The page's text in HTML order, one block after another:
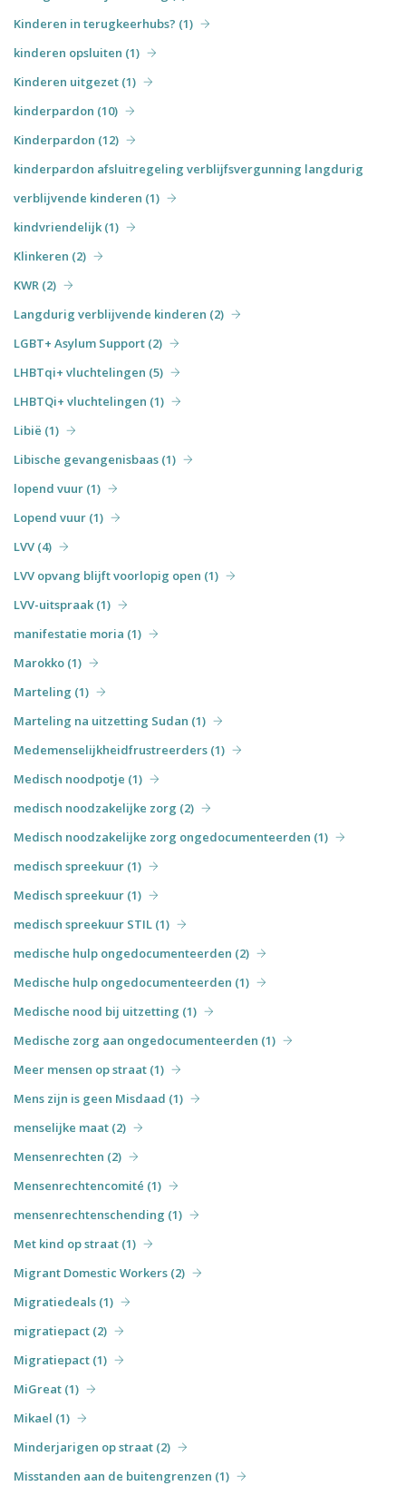
Kinderen in terugkeerhubs? (1)
kinderen opsluiten (1)
Kinderen uitgezet (1)
kinderpardon (10)
Kinderpardon (12)
kinderpardon afsluitregeling verblijfsvergunning langdurig
verblijvende kinderen (1)
kindvriendelijk (1)
Klinkeren (2)
KWR (2)
Langdurig verblijvende kinderen (2)
LGBT+ Asylum Support (2)
LHBTqi+ vluchtelingen (5)
LHBTQi+ vluchtelingen (1)
Libië (1)
Libische gevangenisbaas (1)
lopend vuur (1)
Lopend vuur (1)
LVV (4)
LVV opvang blijft voorlopig open (1)
LVV-uitspraak (1)
manifestatie moria (1)
Marokko (1)
Marteling (1)
Marteling na uitzetting Sudan (1)
Medemenselijkheidfrustreerders (1)
Medisch noodpotje (1)
medisch noodzakelijke zorg (2)
Medisch noodzakelijke zorg ongedocumenteerden (1)
medisch spreekuur (1)
Medisch spreekuur (1)
medisch spreekuur STIL (1)
medische hulp ongedocumenteerden (2)
Medische hulp ongedocumenteerden (1)
Medische nood bij uitzetting (1)
Medische zorg aan ongedocumenteerden (1)
Meer mensen op straat (1)
Mens zijn is geen Misdaad (1)
menselijke maat (2)
Mensenrechten (2)
Mensenrechtencomité (1)
mensenrechtenschending (1)
Met kind op straat (1)
Migrant Domestic Workers (2)
Migratiedeals (1)
migratiepact (2)
Migratiepact (1)
MiGreat (1)
Mikael (1)
Minderjarigen op straat (2)
Misstanden aan de buitengrenzen (1)